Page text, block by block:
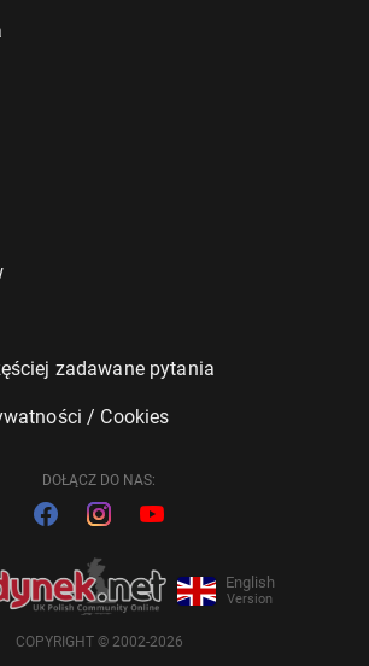
zadawane pytania
/ Cookies
DOŁĄCZ DO NAS:
English
Version
COPYRIGHT © 2002-2026